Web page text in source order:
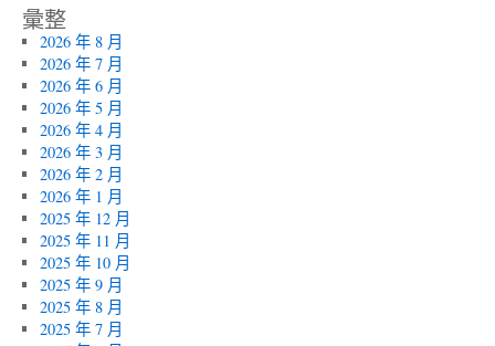
彙整
2026 年 8 月
2026 年 7 月
2026 年 6 月
2026 年 5 月
2026 年 4 月
2026 年 3 月
2026 年 2 月
2026 年 1 月
2025 年 12 月
2025 年 11 月
2025 年 10 月
2025 年 9 月
2025 年 8 月
2025 年 7 月